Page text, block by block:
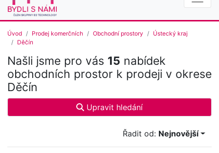
Úvod Prodej komerčních Obchodní prostory
Ústecký kraj
Děčín
Našli jsme pro vás 15 nabídek
obchodních prostor k prodeji v okrese
Děčín
Upravit hledání
Řadit od: Nejnovější